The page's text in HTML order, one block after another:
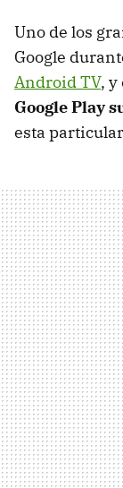
Uno de los
Google
Android TV, y
Google Play
esta